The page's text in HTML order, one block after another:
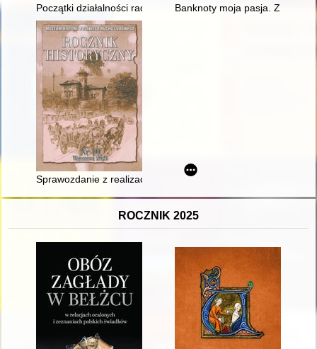
Początki działalności radia RMF FM w Polsce = The
Banknoty moja pasja. Z. 1,
Sprawozdanie z realizacji projektu pt. "Upowszechnienie
ROCZNIK 2025